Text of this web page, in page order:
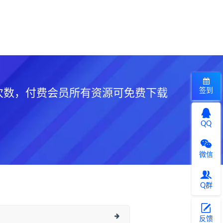
，付费会员所有资源可免费下载 签到
QQ
微信
Q群
反馈